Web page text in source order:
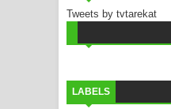
Tweets by tvtarekat
LABELS